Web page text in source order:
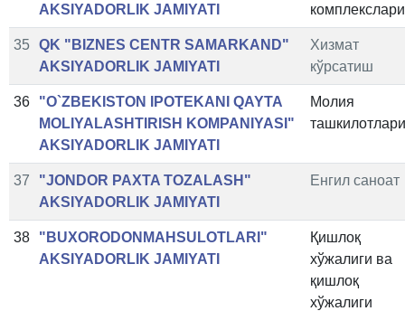
AKSIYADORLIK JAMIYATI
комплекслари
35 QK "BIZNES CENTR SAMARKAND"
AKSIYADORLIK JAMIYATI
Хизмат
кўрсатиш
36
"O`ZBEKISTON IPOTEKANI QAYTA
MOLIYALASHTIRISH KOMPANIYASI"
AKSIYADORLIK JAMIYATI
Молия
ташкилотлари
37
"JONDOR PAXTA TOZALASH"
AKSIYADORLIK JAMIYATI
Енгил саноат
38
"BUXORODONMAHSULOTLARI"
AKSIYADORLIK JAMIYATI
Қишлоқ
хўжалиги ва
қишлоқ
хўжалиги